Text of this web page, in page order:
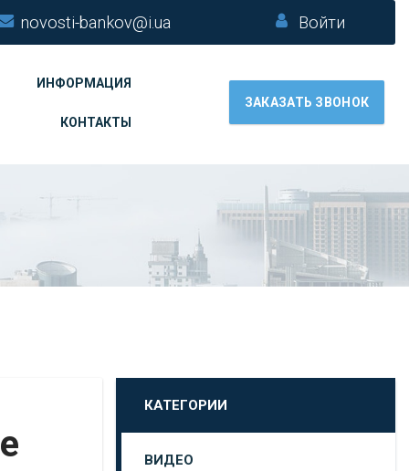
novosti-bankov@i.ua Войти
ИНФОРМАЦИЯ
КОНТАКТЫ
ЗАКАЗАТЬ ЗВОНОК
КАТЕГОРИИ
ВИДЕО